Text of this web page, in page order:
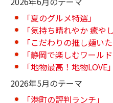
「夏のグルメ特選」
「気持ち晴れやか 癒や
「こだわりの推し麺い
「静岡で楽しむワールド
「地物最高！地物LOVE」
2026年5月のテーマ
「港町の評判ランチ」